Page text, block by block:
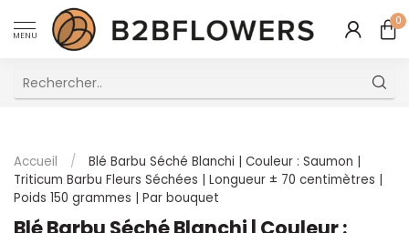
MENU
0
Accueil /
Blé Barbu Séché Blanchi | Couleur : Saumon |
Triticum Barbu Fleurs Séchées | Longueur ± 70 centimètres |
Poids 150 grammes | Par bouquet